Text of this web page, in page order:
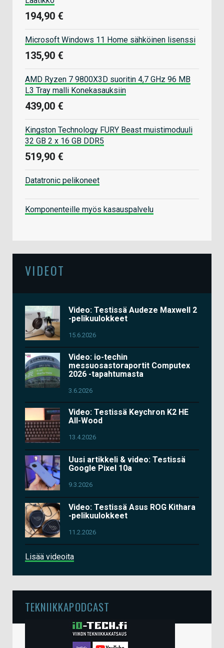
194,90 €
Microsoft Windows 11 Home sähköinen lisenssi
135,90 €
AMD Ryzen 7 9800X3D suoritin 4,7 GHz 96 MB
L3 Tray malli Konekasauksiin
439,00 €
Kingston Technology FURY Beast muistimoduuli
32 GB 2 x 16 GB DDR5
519,90 €
Datatronic pelikoneet
Komponenteille myös kasauspalvelu
VIDEOT
Video: Testissä Audeze Maxwell 2
-pelikuulokkeet
15.6.2026
Video: io-techin
messuosastoraportit Computex
2026 -tapahtumasta
3.6.2026
Video: Testissä Keychron K2 HE
All-Wood
13.4.2026
Uusi artikkeli & video: Testissä
Google Pixel 10a
9.3.2026
Video: Testissä Asus ROG Kithara
-pelikuulokkeet
11.2.2026
Lisää videoita
TEKNIIKKAPODCAST